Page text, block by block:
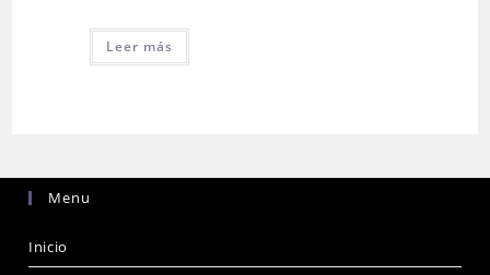
Leer más
Menu
Inicio